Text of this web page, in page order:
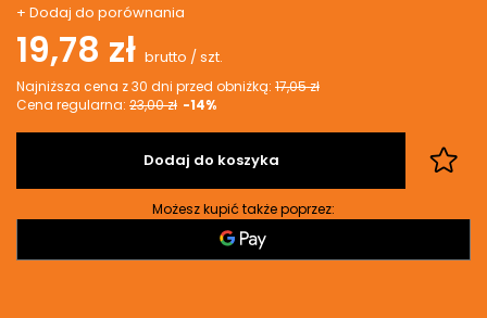
+ Dodaj do porównania
19,78 zł brutto /szt.
Najniższa cena z 30 dni przed obniżką: 17,05 zł
Cena regularna: 23,00 zł -14%
Dodaj do koszyka
Możesz kupić także poprzez: